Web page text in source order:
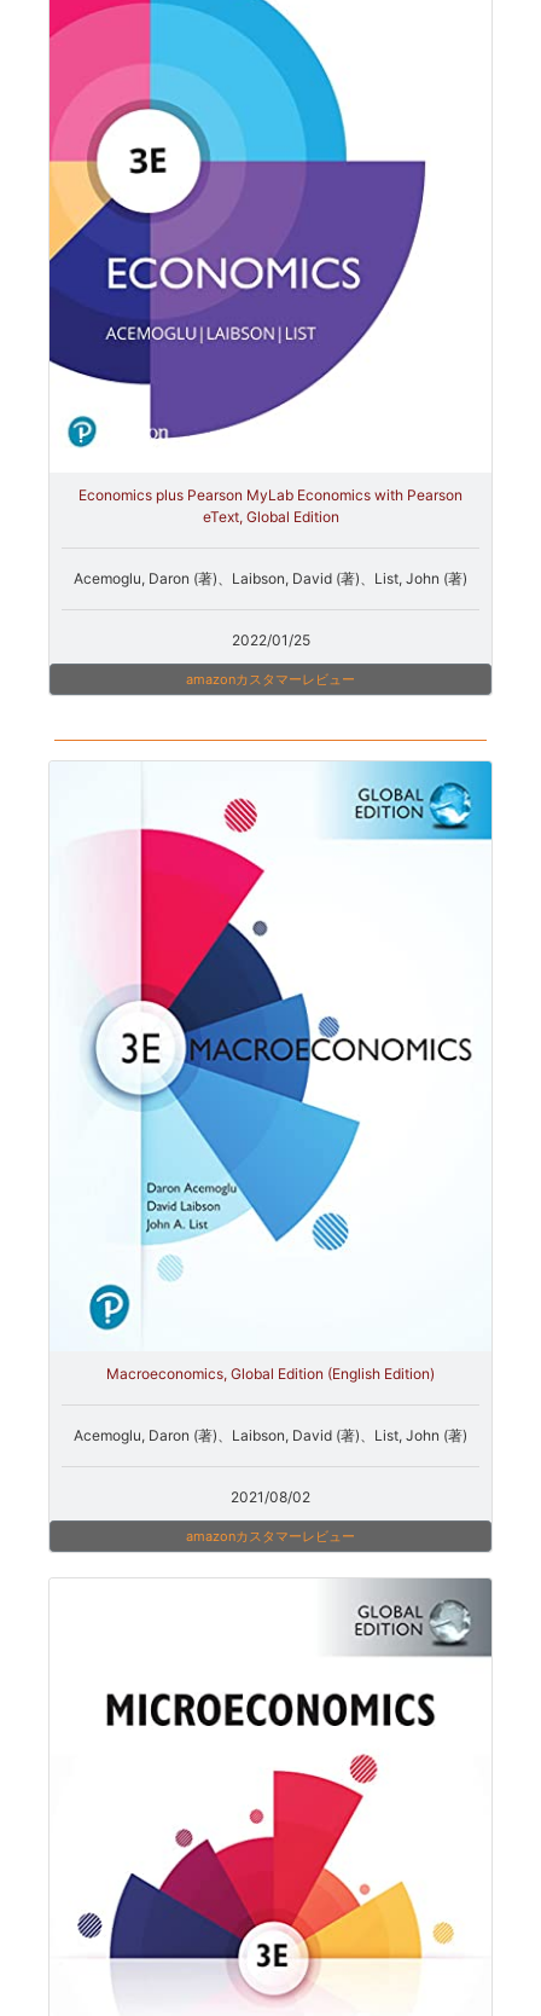
Economics plus Pearson MyLab Economics with Pearson
eText, Global Edition
Acemoglu, Daron (著)、Laibson, David (著)、List, John (著)
2022/01/25
amazonカスタマーレビュー
Macroeconomics, Global Edition (English Edition)
Acemoglu, Daron (著)、Laibson, David (著)、List, John (著)
2021/08/02
amazonカスタマーレビュー